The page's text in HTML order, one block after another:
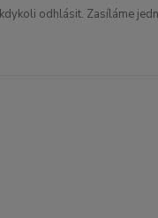
odhlásit. Zasíláme